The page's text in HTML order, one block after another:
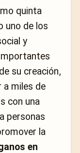
quinta
uno de los
y
su creación,
a miles de
con una
personas
la
en